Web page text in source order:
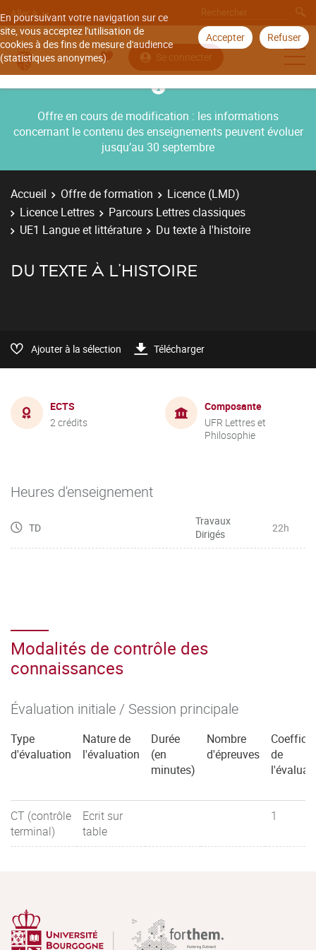
En poursuivant votre navigation sur ce
site, vous acceptez l'utilisation de
cookies à des fins de mesure d'audience
(statistiques anonymes).
Accepter Refuser
Aller à
Se connecter
Offre en cours de modification : les informations
concernant le contenu des enseignements peuvent évoluer
jusqu’au 30 septembre
Accueil Offre de formation
Licence (LMD)
Licence Lettres
Parcours Lettres classiques
UE1 Langue et littérature
Du texte à l'histoire
DU TEXTE À L'HISTOIRE
Ajouter à la sélection Télécharger
ECTS
2 crédits
Composante
UFR Lettres et
Philosophie
Heures d'enseignement
TD
Travaux
Dirigés
22h
Modalités de contrôle des
connaissances
Évaluation initiale / Session principale
Type
d'évaluation
Nature de
l'évaluation
Durée
(en
minutes)
Nombre
d'épreuves
de
CT (contrôle
terminal)
Ecrit sur
table
1